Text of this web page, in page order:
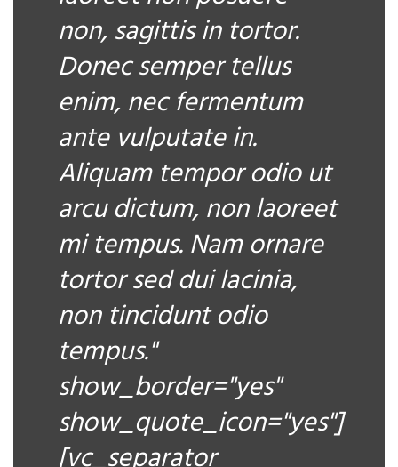
non, sagittis in tortor.
Donec semper tellus
enim, nec fermentum
ante vulputate in.
Aliquam tempor odio ut
arcu dictum, non laoreet
mi tempus. Nam ornare
tortor sed dui lacinia,
non tincidunt odio
tempus."
show_border="yes"
show_quote_icon="yes"]